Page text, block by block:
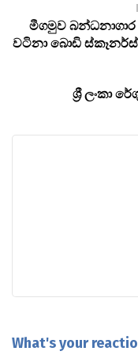
මීගමුව
වටිනා බොඩි ස්කෑනර්ස්
ශ්‍රී ලංකා
What's your